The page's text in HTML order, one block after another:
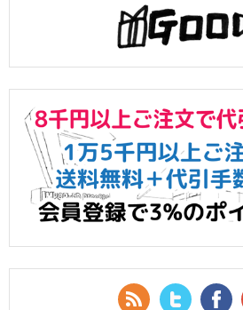
RSS Feed
Twitter